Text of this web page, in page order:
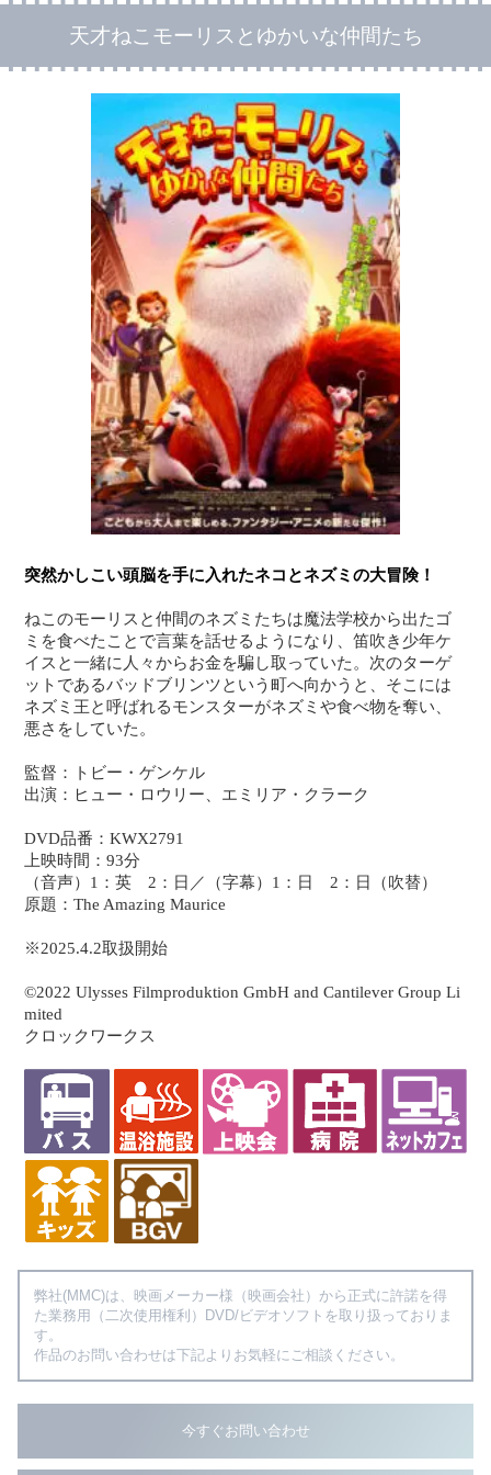
天才ねこモーリスとゆかいな仲間たち
突然かしこい頭脳を手に入れたネコとネズミの大冒険！
ねこのモーリスと仲間のネズミたちは魔法学校から出たゴ
ミを食べたことで言葉を話せるようになり、笛吹き少年ケ
イスと一緒に人々からお金を騙し取っていた。次のターゲ
ットであるバッドブリンツという町へ向かうと、そこには
ネズミ王と呼ばれるモンスターがネズミや食べ物を奪い、
悪さをしていた。
監督：トビー・ゲンケル
出演：ヒュー・ロウリー、エミリア・クラーク
DVD品番：KWX2791
上映時間：93分
（音声）1：英 2：日／（字幕）1：日 2：日（吹替）
原題：The Amazing Maurice
※2025.4.2取扱開始
©2022 Ulysses Filmproduktion GmbH and Cantilever Group Li
mited
クロックワークス
弊社(MMC)は、映画メーカー様（映画会社）から正式に許諾を得
た業務用（二次使用権利）DVD/ビデオソフトを取り扱っておりま
す。
作品のお問い合わせは下記よりお気軽にご相談ください。
今すぐお問い合わせ